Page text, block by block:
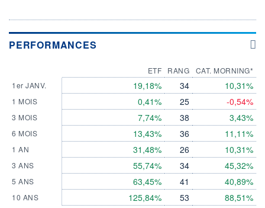
PERFORMANCES
1er JANV.
1 MOIS
3 MOIS
6 MOIS
1 AN
3 ANS
5 ANS
10 ANS
ETF
19,18%
0,41%
7,74%
13,43%
31,48%
55,74%
63,45%
125,84%
RANG
34
25
38
36
26
34
41
53
CAT. MORNING*
10,31%
-0,54%
3,43%
11,11%
10,31%
45,32%
40,89%
88,51%